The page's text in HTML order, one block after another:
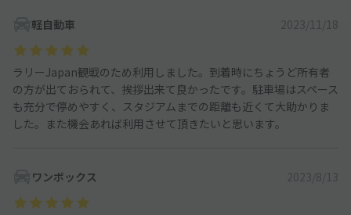
軽自動車 2023/11/18
ラリーJapan観戦のため利用しました。到着時にちょうど所有者
の方が出ておられて、挨拶出来て良かったです。駐車場はスペース
も充分で停めやすく、スタジアムまでの距離も近くて大助かりま
した。また機会あれば利用させて頂きたいと思います。
ワンボックス 2023/8/13